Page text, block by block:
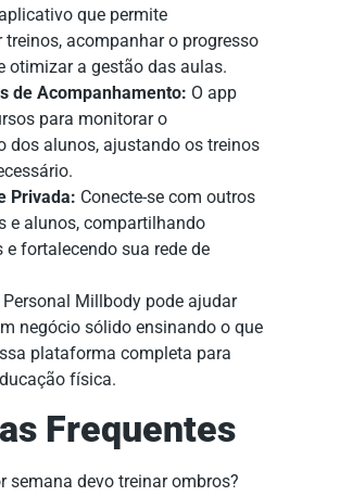
que permite
treinos, acompanhar o progresso
otimizar a gestão das aulas.
de Acompanhamento: O app
para monitorar o
dos alunos, ajustando os treinos
Privada: Conecte-se com outros
e alunos, compartilhando
e fortalecendo sua rede de
Millbody pode ajudar
negócio sólido ensinando o que
plataforma completa para
física.
Frequentes
semana devo treinar ombros?